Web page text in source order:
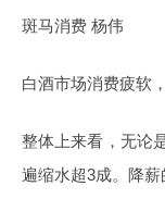
斑马消费 杨伟
白酒市场消费疲软
整体上来看，无论
遍缩水超3成。降